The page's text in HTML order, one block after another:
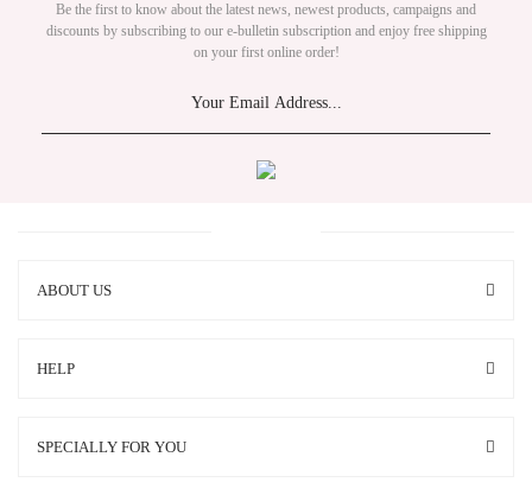
Be the first to know about the latest news, newest products, campaigns and
discounts by subscribing to our e-bulletin subscription and enjoy free shipping
on your first online order!
ABOUT US
HELP
SPECIALLY FOR YOU